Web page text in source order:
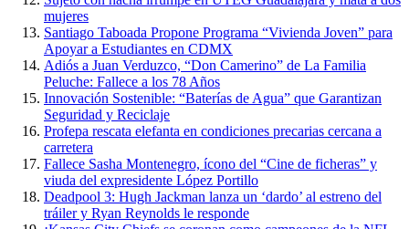
mujeres
Santiago Taboada Propone Programa “Vivienda Joven” para
Apoyar a Estudiantes en CDMX
Adiós a Juan Verduzco, “Don Camerino” de La Familia
Peluche: Fallece a los 78 Años
Innovación Sostenible: “Baterías de Agua” que Garantizan
Seguridad y Reciclaje
Profepa rescata elefanta en condiciones precarias cercana a
carretera
Fallece Sasha Montenegro, ícono del “Cine de ficheras” y
viuda del expresidente López Portillo
Deadpool 3: Hugh Jackman lanza un ‘dardo’ al estreno del
tráiler y Ryan Reynolds le responde